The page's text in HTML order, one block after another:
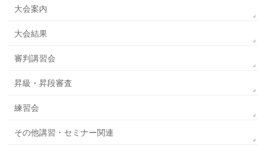
大会案内
大会結果
審判講習会
昇級・昇段審査
練習会
その他講習・セミナー関連